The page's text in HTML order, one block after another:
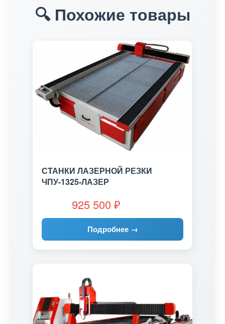
🔍 Похожие товары
СТАНКИ ЛАЗЕРНОЙ РЕЗКИ
ЧПУ-1325-ЛАЗЕР
925 500 ₽
Подробнее →